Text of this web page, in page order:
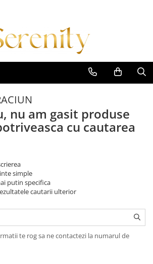
nu am gasit produse
cu cautarea
simple
putin specifica
cautarii ulterior
te rog sa ne contactezi la numarul de